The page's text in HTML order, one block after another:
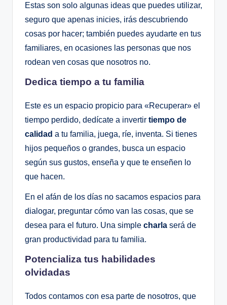
Estas son solo algunas ideas que puedes utilizar,
seguro que apenas inicies, irás descubriendo
cosas por hacer; también puedes ayudarte en tus
familiares, en ocasiones las personas que nos
rodean ven cosas que nosotros no.
Dedica tiempo a tu familia
Este es un espacio propicio para «Recuperar» el
tiempo perdido, dedícate a invertir tiempo de
calidad a tu familia, juega, ríe, inventa. Si tienes
hijos pequeños o grandes, busca un espacio
según sus gustos, enseña y que te enseñen lo
que hacen.
En el afán de los días no sacamos espacios para
dialogar, preguntar cómo van las cosas, que se
desea para el futuro. Una simple charla será de
gran productividad para tu familia.
Potencializa tus habilidades
olvidadas
Todos contamos con esa parte de nosotros, que